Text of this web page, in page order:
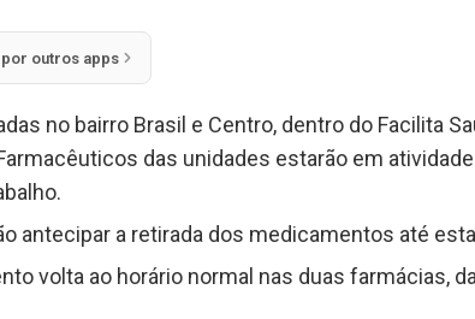
outros apps
no bairro Brasil e Centro, dentro do Facilita
das unidades estarão em
antecipar a retirada dos medicamentos até
volta ao horário normal nas duas farmácias,